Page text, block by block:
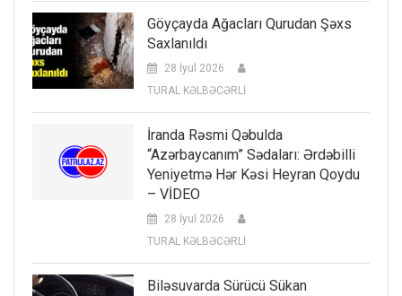
Göyçayda Ağacları Qurudan Şəxs
Saxlanıldı
28 İyul 2026
TURAL KƏLBƏCƏRLİ
İranda Rəsmi Qəbulda
“Azərbaycanım” Sədaları: Ərdəbilli
Yeniyetmə Hər Kəsi Heyran Qoydu
– VİDEO
28 İyul 2026
TURAL KƏLBƏCƏRLİ
Biləsuvarda Sürücü Sükan